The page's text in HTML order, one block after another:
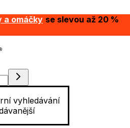
a omáčky se slevou až 20 %
vyhledávání